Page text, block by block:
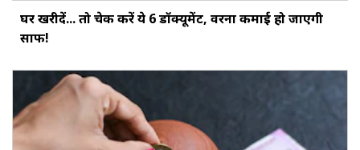
घर खरीदें... तो चेक करें ये 6 डॉक्‍यूमेंट, वरना कमाई हो जाएगी
साफ!